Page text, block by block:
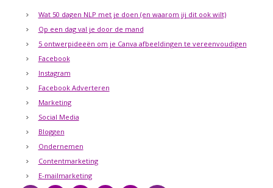
Wat 50 dagen NLP met je doen (en waarom jij dit ook wilt)
Op een dag val je door de mand
5 ontwerpideeën om je Canva afbeeldingen te vereenvoudigen
Facebook
Instagram
Facebook Adverteren
Marketing
Social Media
Bloggen
Ondernemen
Contentmarketing
E-mailmarketing